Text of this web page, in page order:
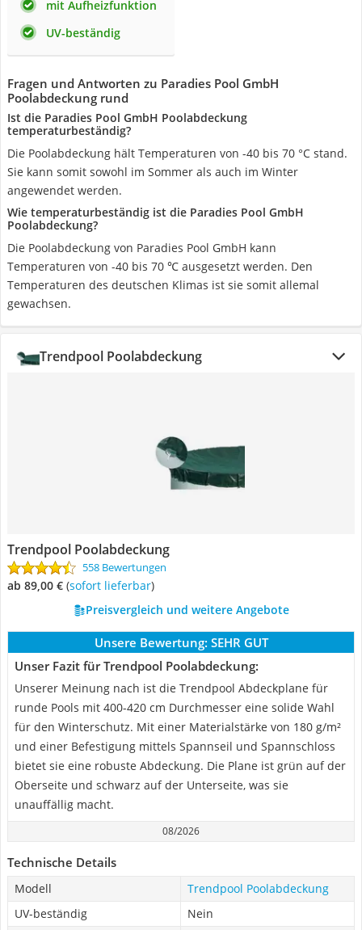
mit Aufheizfunktion
UV-beständig
Fragen und Antworten zu Paradies Pool GmbH
Poolabdeckung rund
Ist die Paradies Pool GmbH Poolabdeckung
temperaturbeständig?
Die Poolabdeckung hält Temperaturen von -40 bis 70 °C stand.
Sie kann somit sowohl im Sommer als auch im Winter
angewendet werden.
Wie temperaturbeständig ist die Paradies Pool GmbH
Poolabdeckung?
Die Poolabdeckung von Paradies Pool GmbH kann
Temperaturen von -40 bis 70 ℃ ausgesetzt werden. Den
Temperaturen des deutschen Klimas ist sie somit allemal
gewachsen.
Trendpool Poolabdeckung
Trendpool Poolabdeckung
558 Bewertungen
ab 89,00 € ( Sofort lieferbar)
Preisvergleich und weitere Angebote
Unsere Bewertung: SEHR GUT
Unser Fazit für Trendpool Poolabdeckung:
Unserer Meinung nach ist die Trendpool Abdeckplane für
runde Pools mit 400-420 cm Durchmesser eine solide Wahl
für den Winterschutz. Mit einer Materialstärke von 180 g/m²
und einer Befestigung mittels Spannseil und Spannschloss
bietet sie eine robuste Abdeckung. Die Plane ist grün auf der
Oberseite und schwarz auf der Unterseite, was sie
unauffällig macht.
08/2026
Technische Details
Modell
Trendpool Poolabdeckung
UV-beständig
Nein